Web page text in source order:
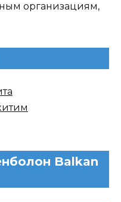
организациям,
Balkan